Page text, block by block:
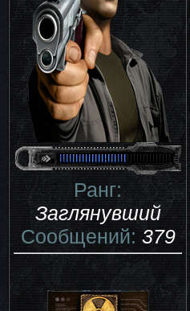
Ранг:
Заглянувший
Сообщений:379